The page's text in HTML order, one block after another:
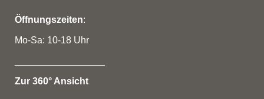
Öffnungszeiten:
Mo-Sa: 10-18 Uhr
Zur 360° Ansicht